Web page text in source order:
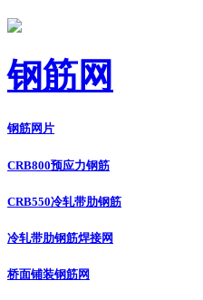
钢筋网
钢筋网片
CRB800预应力钢筋
CRB550冷轧带肋钢筋
冷轧带肋钢筋焊接网
桥面铺装钢筋网